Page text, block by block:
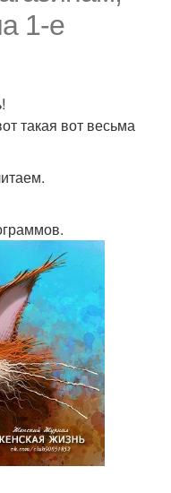
1-е
такая вот весьма